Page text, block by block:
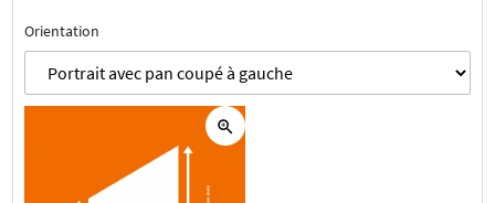
Orientation
zoom_in